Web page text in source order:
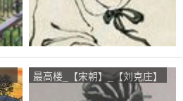
最高楼_【宋朝】_【刘克庄】